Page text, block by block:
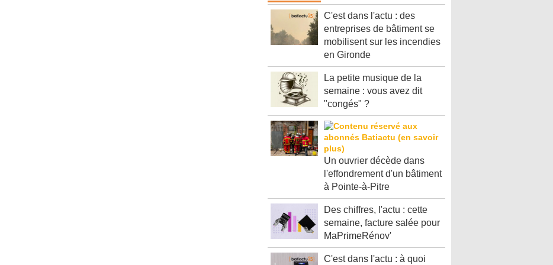
C'est dans l'actu : des
entreprises de bâtiment se
mobilisent sur les incendies
en Gironde
La petite musique de la
semaine : vous avez dit
"congés" ?
Un ouvrier décède dans
l'effondrement d'un bâtiment
à Pointe-à-Pitre
Des chiffres, l'actu : cette
semaine, facture salée pour
MaPrimeRénov'
C'est dans l'actu : à quoi